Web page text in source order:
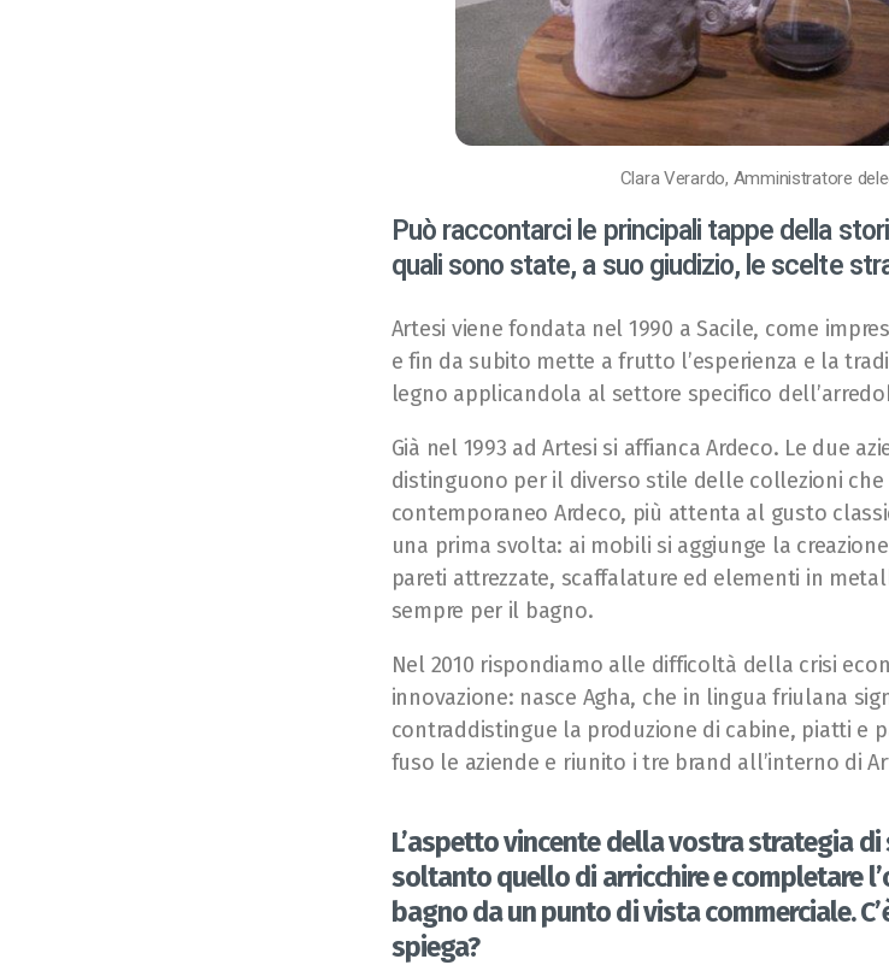
Clara Verardo, Amministratore
Può raccontarci le principali tappe della
quali sono state, a suo giudizio, le scelte
Artesi viene fondata nel 1990 a Sacile, come
e fin da subito mette a frutto l’esperienza e la
legno applicandola al settore specifico
Già nel 1993 ad Artesi si affianca Ardeco. Le due
distinguono per il diverso stile delle collezioni
contemporaneo Ardeco, più attenta al gusto
una prima svolta: ai mobili si aggiunge la
pareti attrezzate, scaffalature ed elementi in
sempre per il bagno.
Nel 2010 rispondiamo alle difficoltà della crisi
innovazione: nasce Agha, che in lingua friulana
contraddistingue la produzione di cabine, piatti e
fuso le aziende e riunito i tre brand all’interno di
L’aspetto vincente della vostra strategia
soltanto quello di arricchire e completare
bagno da un punto di vista commerciale.
spiega?